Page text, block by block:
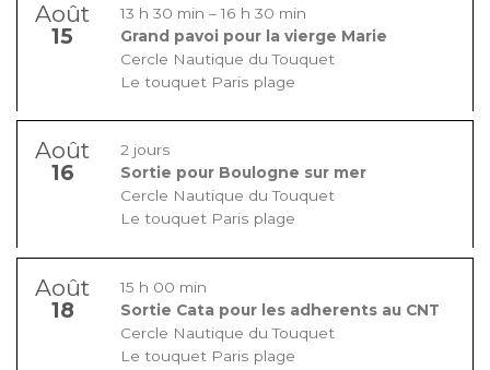
Août
15
13 h 30 min – 16 h 30 min
Grand pavoi pour la vierge Marie
Cercle Nautique du Touquet
Le touquet Paris plage
Août
16
2 jours
Sortie pour Boulogne sur mer
Cercle Nautique du Touquet
Le touquet Paris plage
Août
18
15 h 00 min
Sortie Cata pour les adherents au CNT
Cercle Nautique du Touquet
Le touquet Paris plage